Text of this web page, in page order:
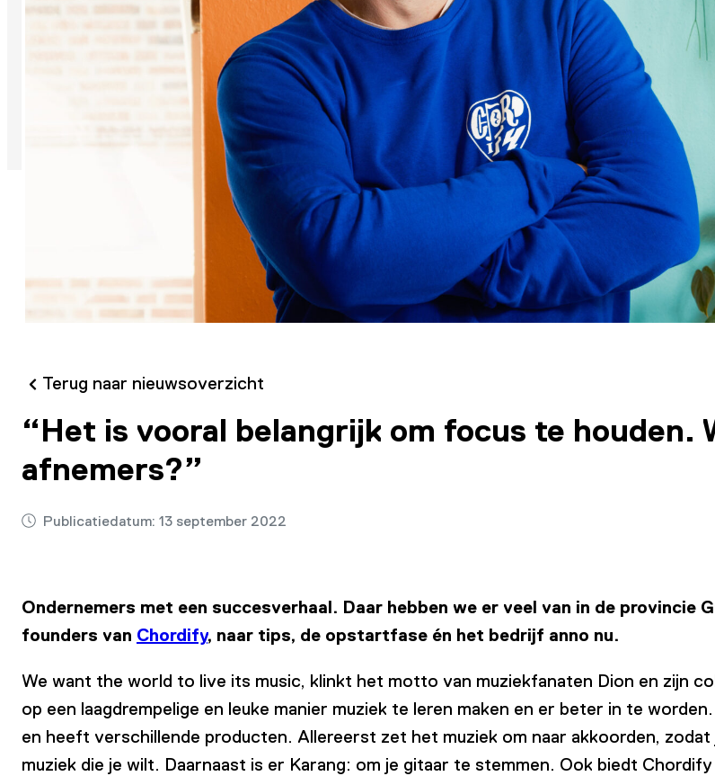
Terug naar nieuwsoverzicht
“Het is vooral belangrijk om focus te houden.
afnemers?”
Publicatiedatum: 13 september 2022
Ondernemers met een succesverhaal. Daar hebben we er veel van in de provincie
founders van Chordify, naar tips, de opstartfase én het bedrijf anno nu.
We want the world to live its music, klinkt het motto van muziekfanaten Dion en zijn
op een laagdrempelige en leuke manier muziek te leren maken en er beter in te
en heeft verschillende producten. Allereerst zet het muziek om naar akkoorden,
muziek die je wilt. Daarnaast is er Karang: om je gitaar te stemmen. Ook biedt